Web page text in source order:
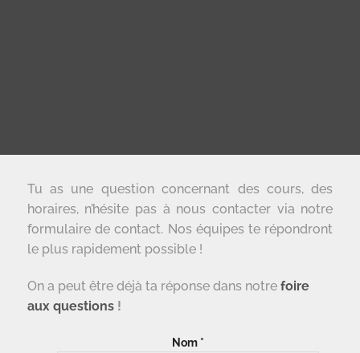
Tu as une question concernant des cours, des
horaires, n’hésite pas à nous contacter via notre
formulaire de contact. Nos équipes te répondront
le plus rapidement possible !
On a peut être déjà ta réponse dans notre foire
aux questions!
Nom *